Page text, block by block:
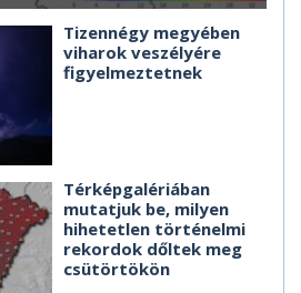
Tizennégy megyében
viharok veszélyére
figyelmeztetnek
Térképgalériában
mutatjuk be, milyen
hihetetlen történelmi
rekordok dőltek meg
csütörtökön